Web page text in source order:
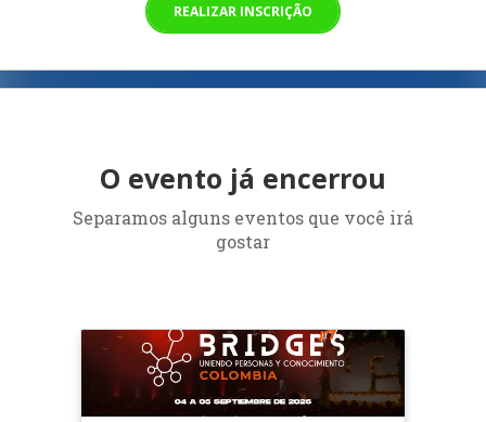
REALIZAR INSCRIÇÃO
O evento já encerrou
Separamos alguns eventos que você irá
gostar